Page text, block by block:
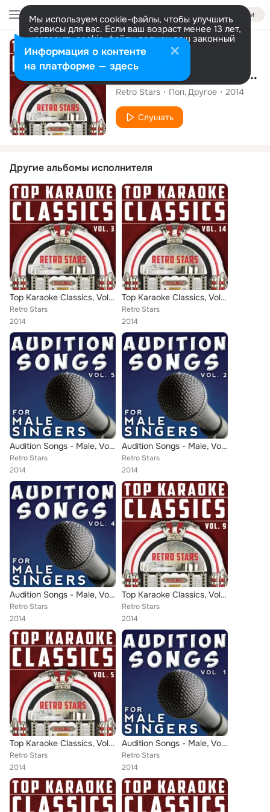
Войти
Мы используем cookie-файлы, чтобы улучшить
сервисы для вас. Если ваш возраст менее 13 лет,
настроить cookie-файлы должен ваш законный
представитель. Больше информации
Разрешить все Настроить
Альбом
Top Karaoke Classics, Vol. 32
Retro Stars Поп Другое 2014
Слушать
Другие альбомы исполнителя
Top Karaoke Classics, Vol. 3
Retro Stars
2014
Top Karaoke Classics, Vol. 14
Retro Stars
2014
Audition Songs - Male, Vol. 5
Retro Stars
2014
Audition Songs - Male, Vol. 2
Retro Stars
2014
Audition Songs - Male, Vol. 4
Retro Stars
2014
Top Karaoke Classics, Vol. 9
Retro Stars
2014
Top Karaoke Classics, Vol. 5
Retro Stars
2014
Audition Songs - Male, Vol. 1
Retro Stars
2014
Информация о контенте
на платформе — здесь